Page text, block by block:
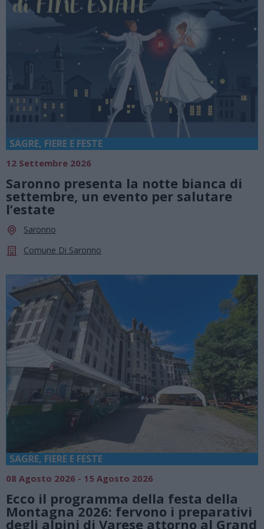
SAGRE, FIERE E FESTE
12 Settembre 2026
Saronno presenta la notte bianca di
settembre, un evento per salutare
l’estate
Saronno
Comune Di Saronno
SAGRE, FIERE E FESTE
08 Agosto 2026 - 15 Agosto 2026
Ecco il programma della festa della
Montagna 2026: fervono i preparativi
degli alpini di Varese attorno al Grand